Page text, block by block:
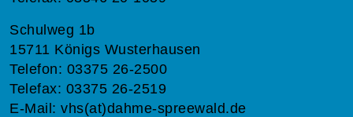
Schulweg 1b
15711 Königs Wusterhausen
Telefon: 03375 26-2500
Telefax: 03375 26-2519
E-Mail: vhs(at)dahme-spreewald.de